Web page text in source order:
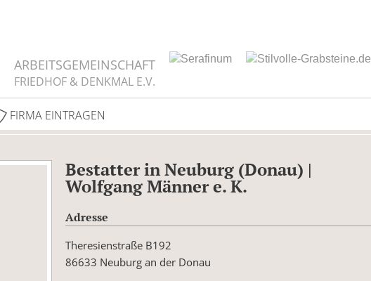
ARBEITSGEMEINSCHAFT
FRIEDHOF & DENKMAL E.V.
FIRMA EINTRAGEN
Bestatter in Neuburg (Donau) |
Wolfgang Männer e. K.
Adresse
Theresienstraße B192
86633 Neuburg an der Donau